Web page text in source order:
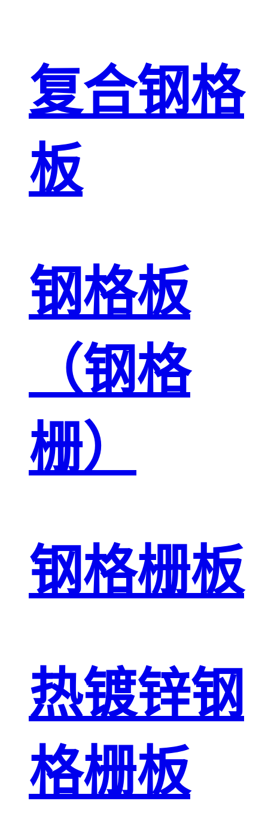
复合钢格
板
钢格板
（钢格
栅）
钢格栅板
热镀锌钢
格栅板